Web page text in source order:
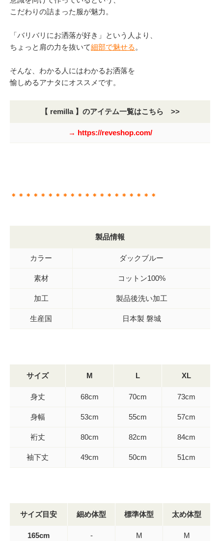
こだわりの詰まった服が魅力。
「バリバリにお洒落が好き」という人より、
ちょっと肩の力を抜いて細部で魅せる 。
そんな、わかる人にはわかるお洒落を
愉しめるアナタにオススメです。
【 remilla 】のアイテム一覧はこちら >>
→ https://reveshop.com/
＊＊＊＊＊＊＊＊＊＊＊＊＊＊＊＊＊＊＊＊
製品情報
カラー ダックブルー
素材 コットン100%
加工 製品後洗い加工
生産国 日本製 磐城
サイズ M L XL
身丈 68cm 70cm 73cm
身幅 53cm 55cm 57cm
裄丈 80cm 82cm 84cm
袖下丈 49cm 50cm 51cm
サイズ目安 細め体型 標準体型 太め体型
165cm - M M